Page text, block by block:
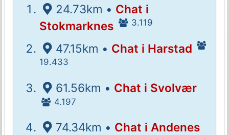
24.73km • Chat i
Stokmarknes
3.119
47.15km • Chat i Harstad
19.433
61.56km • Chat i Svolvær
4.197
74.34km • Chat i Andenes